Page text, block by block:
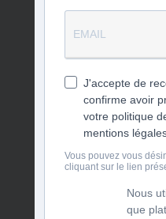
J'accepte de
confirme avoir
votre politique
mentions
Vous pouvez vous
cliquant sur le lien
Nous
que